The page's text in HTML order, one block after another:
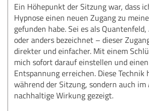
Ein Höhepunkt der Sitzung war, dass
Hypnose einen neuen Zugang zu
gefunden habe. Sei es als
oder anders bezeichnet – dieser
direkter und einfacher. Mit einem
mich sofort darauf einstellen und
Entspannung erreichen. Diese
während der Sitzung, sondern auch
nachhaltige Wirkung gezeigt.